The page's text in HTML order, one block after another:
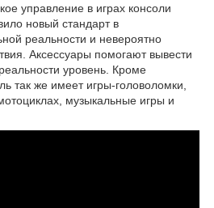
управление в играх консоли
новый стандарт в
реальности и невероятно
Аксессуары помогают вывести
уровень. Кроме
так же имеет игры-головоломки,
музыкальные игры и